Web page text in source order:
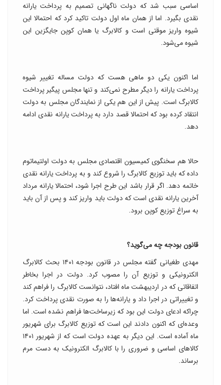
اساسی سبب شد که دولت ناگهانی تصمیم به پرداخت یارانه
نقدی بگیرد. اما از همان ماه اول دولت تاکید کرد که احتمالا این
شیوه واریز موقتی است و کالابرگ یا همان کوپن جایگزین این
شیوه می‌شود.
اما اکنون یکی دو ماهی هست که دولت مساله تغییر شیوه
پرداخت یارانه را دیگر مطرح نمی‌کند و تنها مجلس پیگیر پرداخت
کالابرگ است. پیش از این هم یکی از نمایندگان مجلس به دولت
انتقاد کرده بود که احتمالا قصد دارد به پرداخت یارانه نقدی ادامه
دهد.
حالا هم سخنگوی کمیسیون اقتصادی مجلس به دولت اولتیماتوم
داده که باید توزیع کالابرگ را شروع کند و به پرداخت یارانه نقدی
خاتمه دهد. اگر قرار باشد این طرح اجرا شود، احتمالا یارانه مرداد
آخرین یارانه نقدی است که دولت باید واریز کند و پس از آن باید
به سراغ توزیع کوپن برود.
قانون بودجه چه می‌گوید؟
مهدی طغیانی گفته مجلس در قانون بودجه ۱۴۰۱ بحث کالابرگ
الکترونیکی و توزیع آن را مصوب کرد. دولت در اجرا بخاطر
اتفاقاتی که در اردیبهشت ماه افتاد، نتوانست کالابرگ را فراهم کند
و تغییراتی در اجرا داد و یارانه‌ها را به صورت نقدی پرداخت کرد.
چراکه ادعای دولت این بود که زیرساخت‌ها فراهم نشده است. اما
وعده‌ای که اکنون دادند این است که توزیع کالابرگ برای شهریور
ماه آماده است. این دیگر به عهده دولت است که از شهریور ۱۴۰۱
کالاهای اساسی و ضروری را با کالابرگ الکترونیک به دست مرم
برساند.